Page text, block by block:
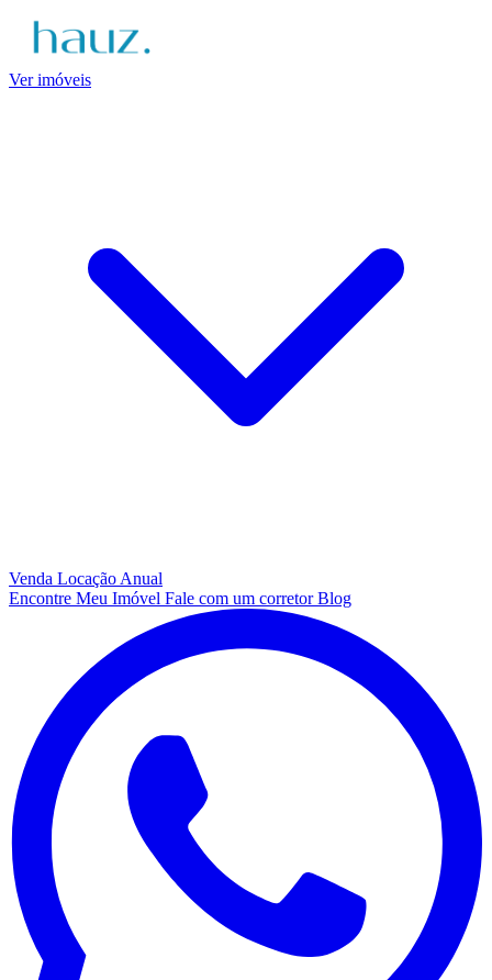
Ver imóveis
Venda Locação Anual
Encontre Meu Imóvel Fale com um corretorBlog